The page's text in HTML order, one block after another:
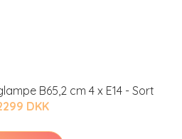
B65,2 cm 4 x E14 - Sort
DKK